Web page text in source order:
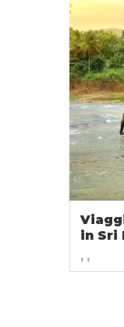
in Sri
, ,